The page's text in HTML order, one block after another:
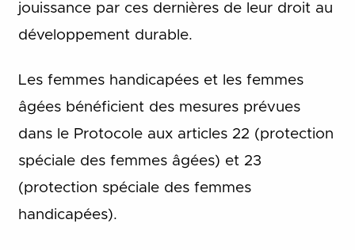
jouissance par ces dernières de leur droit au
développement durable.
Les femmes handicapées et les femmes
âgées bénéficient des mesures prévues
dans le Protocole aux articles 22 (protection
spéciale des femmes âgées) et 23
(protection spéciale des femmes
handicapées).